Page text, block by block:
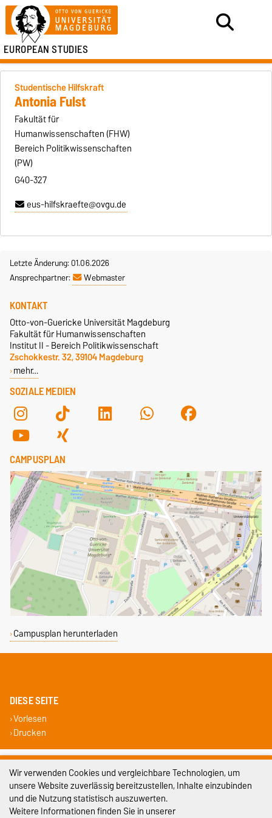
EUROPEAN STUDIES
Studentische Hilfskraft
Antonia Fulst
Fakultät für
Humanwissenschaften (FHW)
Bereich Politikwissenschaften
(PW)
G40-327
eus-hilfskraefte@ovgu.de
Letzte Änderung: 01.06.2026
Ansprechpartner:
Webmaster
SOZIALE MEDIEN
KONTAKT
Otto-von-Guericke Universität Magdeburg
Fakultät für Humanwissenschaften
Institut II - Bereich Politikwissenschaft
Zschokkestr. 32, 39104 Magdeburg
mehr…
CAMPUSPLAN
Campusplan herunterladen
DIESE SEITE
Vorlesen
Drucken
Impressum
Datenschutz
Barrierefreiheit
Wir verwenden Cookies und vergleichbare Technologien, um
unsere Website zuverlässig bereitzustellen, Inhalte einzubinden
und die Nutzung statistisch auszuwerten.
Weitere Informationen finden Sie in unserer